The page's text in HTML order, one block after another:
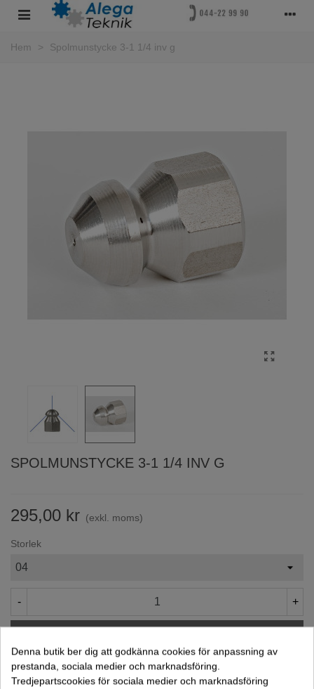
Hem > Spolmunstycke 3-1 1/4 inv g
SPOLMUNSTYCKE 3-1 1/4 INV G
295,00 kr (exkl. moms)
Storlek
- +
Artikelnr: 65114
Denna butik ber dig att godkänna cookies för anpassning av
prestanda, sociala medier och marknadsföring.
Tredjepartscookies för sociala medier och marknadsföring